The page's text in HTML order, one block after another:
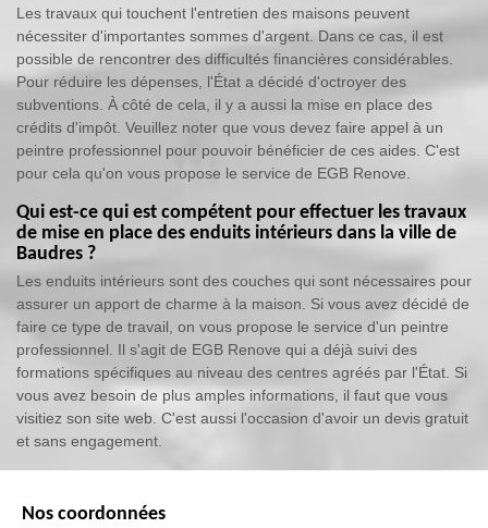
Les travaux qui touchent l'entretien des maisons peuvent
nécessiter d'importantes sommes d'argent. Dans ce cas, il est
possible de rencontrer des difficultés financières considérables.
Pour réduire les dépenses, l'État a décidé d'octroyer des
subventions. À côté de cela, il y a aussi la mise en place des
crédits d'impôt. Veuillez noter que vous devez faire appel à un
peintre professionnel pour pouvoir bénéficier de ces aides. C'est
pour cela qu'on vous propose le service de EGB Renove.
Qui est-ce qui est compétent pour effectuer les travaux
de mise en place des enduits intérieurs dans la ville de
Baudres ?
Les enduits intérieurs sont des couches qui sont nécessaires pour
assurer un apport de charme à la maison. Si vous avez décidé de
faire ce type de travail, on vous propose le service d'un peintre
professionnel. Il s'agit de EGB Renove qui a déjà suivi des
formations spécifiques au niveau des centres agréés par l'État. Si
vous avez besoin de plus amples informations, il faut que vous
visitiez son site web. C'est aussi l'occasion d'avoir un devis gratuit
et sans engagement.
Nos coordonnées